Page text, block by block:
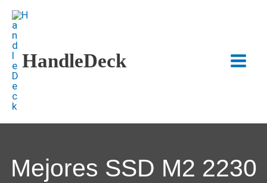
contenido
HandleDeck
Mejores SSD M2 2230